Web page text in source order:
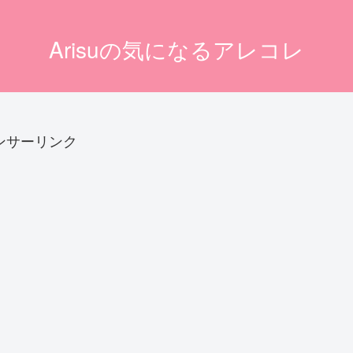
Arisuの気になるアレコレ
サーリンク